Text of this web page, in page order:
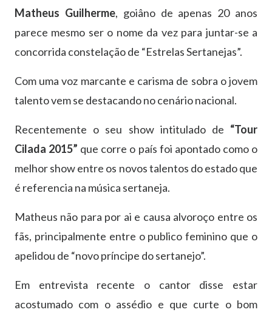
Matheus Guilherme, goiâno de apenas 20 anos
parece mesmo ser o nome da vez para juntar-se a
concorrida constelação de “Estrelas Sertanejas”.
Com uma voz marcante e carisma de sobra o jovem
talento vem se destacando no cenário nacional.
Recentemente o seu show intitulado de “Tour
Cilada 2015” que corre o país foi apontado como o
melhor show entre os novos talentos do estado que
é referencia na música sertaneja.
Matheus não para por ai e causa alvoroço entre os
fãs, principalmente entre o publico feminino que o
apelidou de “novo príncipe do sertanejo”.
Em entrevista recente o cantor disse estar
acostumado com o assédio e que curte o bom